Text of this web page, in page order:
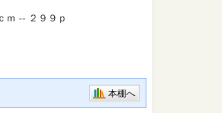
ｍ -- ２９９ｐ
本棚へ